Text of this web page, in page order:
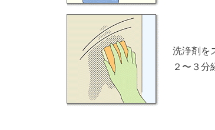
洗浄剤を
２〜３分